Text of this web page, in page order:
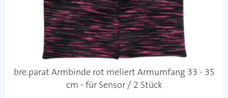
bre.parat Armbinde rot meliert Armumfang 33 - 35
cm - für Sensor / 2 Stück